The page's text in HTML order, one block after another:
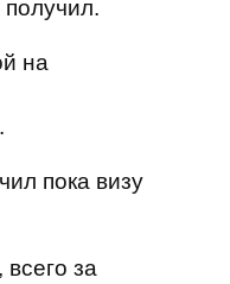
на
пока визу
за